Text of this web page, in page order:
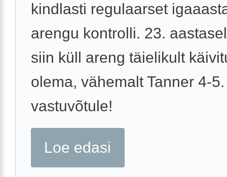
kindlasti regulaarset
arengu kontrolli. 23.
siin küll areng täielikult
olema, vähemalt Tanner 4-
vastuvõtule!
Loe edasi